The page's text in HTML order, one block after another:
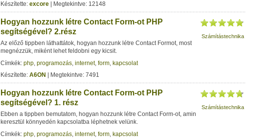
Készítette: excore | Megtekintve: 12148
Hogyan hozzunk létre Contact Form-ot PHP
segítségével? 2.rész
Az előző tippben láthattátok, hogyan hozzunk létre Contact Formot, most
megnézzük, miként lehet feldobni egy kicsit.
Címkék: php, programozás, internet, form, kapcsolat
Készítette: A6ON | Megtekintve: 7491
Számítástechnika
Hogyan hozzunk létre Contact Form-ot PHP
segítségével? 1. rész
Ebben a tippben bemutatom, hogyan hozzunk létre Contact Form-ot, amin
keresztül könnyedén kapcsolatba léphetnek velünk.
Címkék: php, programozás, internet, form, kapcsolat
Számítástechnika